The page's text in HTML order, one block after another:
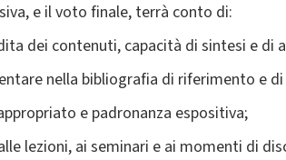
e il voto finale, terrà conto di:
dei contenuti, capacità di sintesi e di
nella bibliografia di riferimento e
e padronanza espositiva;
lezioni, ai seminari e ai momenti di